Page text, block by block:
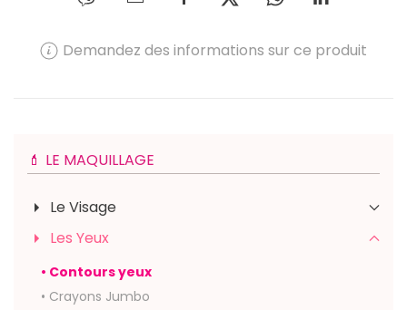
Demandez des informations sur ce produit
💄 LE MAQUILLAGE
Le Visage
Les Yeux
• Contours yeux
• Crayons Jumbo